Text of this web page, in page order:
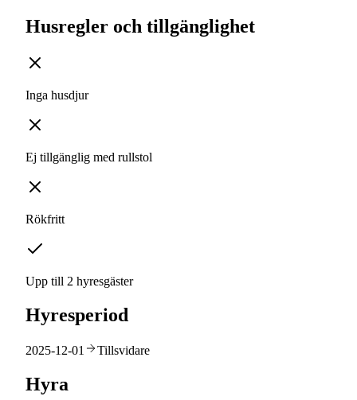
Husregler och tillgänglighet
Inga husdjur
Ej tillgänglig med rullstol
Rökfritt
Upp till 2 hyresgäster
Hyresperiod
2025-12-01 Tillsvidare
Hyra